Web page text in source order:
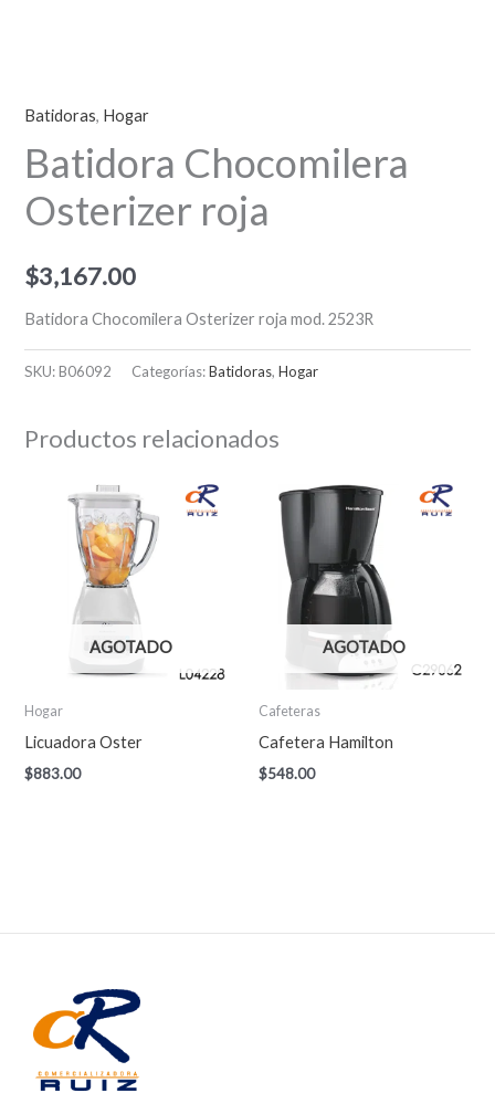
Batidoras, Hogar
Batidora Chocomilera
Osterizer roja
$3,167.00
Batidora Chocomilera Osterizer roja mod. 2523R
SKU:B06092 Categorías:Batidoras,Hogar
Productos relacionados
AGOTADO
Hogar
Licuadora Oster
$883.00
AGOTADO
Cafeteras
Cafetera Hamilton
$548.00